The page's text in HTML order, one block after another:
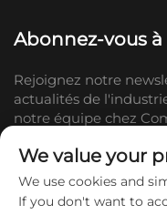
Abonnez-vous
Rejoignez notre
actualités de
notre équipe chez
We value your
We use cookies and
If you don't want to